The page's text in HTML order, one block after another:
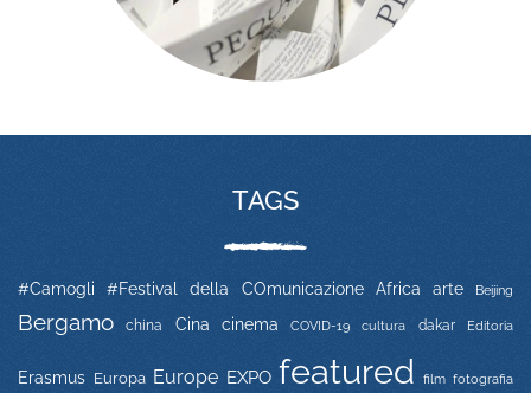
TAGS
#Camogli #Festival della COmunicazione Africa arte Beijing
Bergamo china Cina cinema COVID-19 cultura dakar Editoria
Erasmus Europa Europe EXPO featured film fotografia